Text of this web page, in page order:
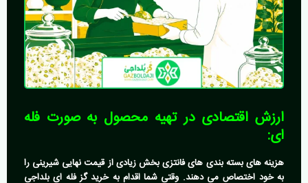
ارزش اقتصادی در تهیه محصول به صورت فله
ای:
هزینه های بسته بندی های فانتزی بخش زیادی از قیمت نهایی شیرینی را
به خود اختصاص می دهند. وقتی شما اقدام بهخرید گز فله ای بلداجی